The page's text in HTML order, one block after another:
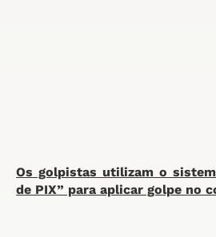
Os golpistas utilizam o
de PIX” para aplicar golpe no